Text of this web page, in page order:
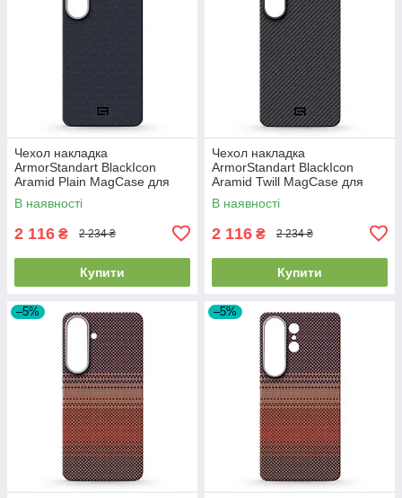
Чехол накладка
ArmorStandart BlackIcon
Aramid Plain MagCase для
Samsung S26 Plus Black
(ARM90165)
В наявності
2 116 ₴ 2 234 ₴
Купити
Чехол накладка
ArmorStandart BlackIcon
Aramid Twill MagCase для
Samsung S26 Plus Black
(ARM90146)
В наявності
2 116 ₴ 2 234 ₴
Купити
–5% –5%